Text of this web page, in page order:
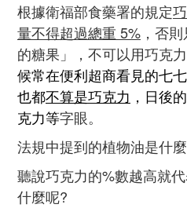
根據衛福部食藥署的規定
量不得超過總重 5% ，否
的糖果」，不可以用巧克
候常在便利超商看見的七
也都不算是巧克力 ，日後
克力等字眼。
法規中提到的植物油是什
聽說巧克力的%數越高就
什麼呢?